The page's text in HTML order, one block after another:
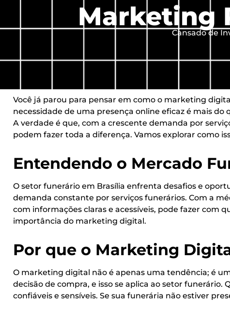
Marketing
Cansado de
Você já parou para pensar em como o marketing
necessidade de uma presença online eficaz é mais
A verdade é que, com a crescente demanda por
podem fazer toda a diferença. Vamos explorar como
Entendendo o Mercado
O setor funerário em Brasília enfrenta desafios e
demanda constante por serviços funerários. Com a
com informações claras e acessíveis, pode fazer com
importância do marketing digital.
Por que o Marketing
O marketing digital não é apenas uma tendência; é
decisão de compra, e isso se aplica ao setor
confiáveis e sensíveis. Se sua funerária não estiver